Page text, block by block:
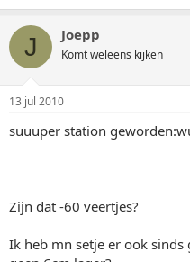
J Joepp
Komt weleens kijken
13 jul 2010
suuuper station
Zijn dat -60 veertjes?
Ik heb mn setje er ook